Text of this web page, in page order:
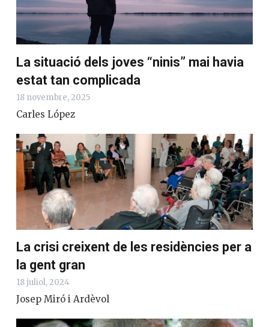
La situació dels joves “ninis” mai havia
estat tan complicada
18 novembre, 2025
Carles López
La crisi creixent de les residències per a
la gent gran
18 juliol, 2024
Josep Miró i Ardèvol